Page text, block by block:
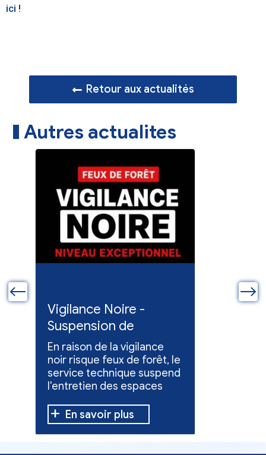
ici !
Retour aux actualités
Autres actualites
Vigilance Noire -
Suspension de
l'entretien des
espaces verts
En raison de la vigilance
noir risque feux de forêt, le
service technique suspend
l'entretien des espaces
En savoir plus
Feux